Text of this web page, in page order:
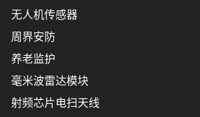
无人机传感器
周界安防
养老监护
毫米波雷达模块
射频芯片电扫天线